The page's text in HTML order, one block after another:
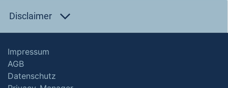
Disclaimer
Impressum
AGB
Datenschutz